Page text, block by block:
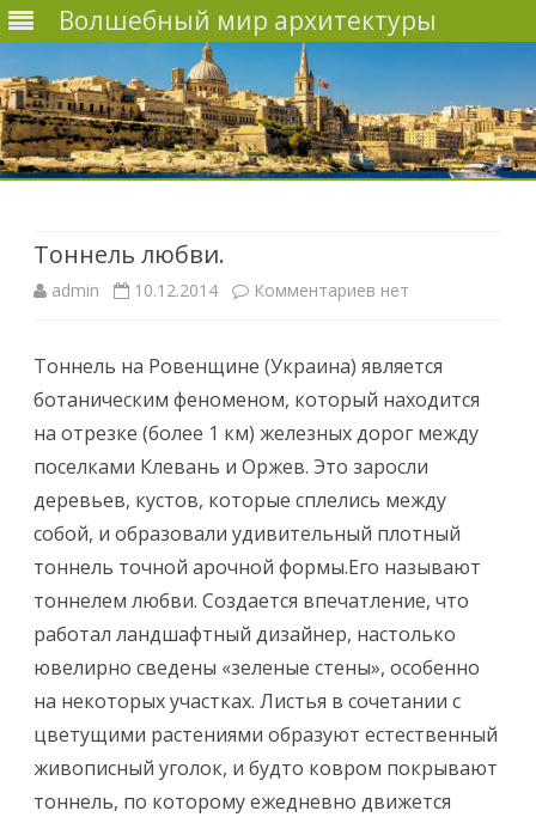
Волшебный мир архитектуры
Тоннель любви.
admin 10.12.2014 Комментариев к
а
и
с
и
о
н
н
л
нет
Тоннель на Ровенщине (Украина) является
ботаническим феноменом, который находится
на отрезке (более 1 км) железных дорог между
поселками Клевань и Оржев. Это заросли
деревьев, кустов, которые сплелись между
собой, и образовали удивительный плотный
тоннель точной арочной формы.Его называют
тоннелем любви. Создается впечатление, что
работал ландшафтный дизайнер, настолько
ювелирно сведены «зеленые стены», особенно
на некоторых участках. Листья в сочетании с
цветущими растениями образуют естественный
живописный уголок, и будто ковром покрывают
тоннель, по которому ежедневно движется